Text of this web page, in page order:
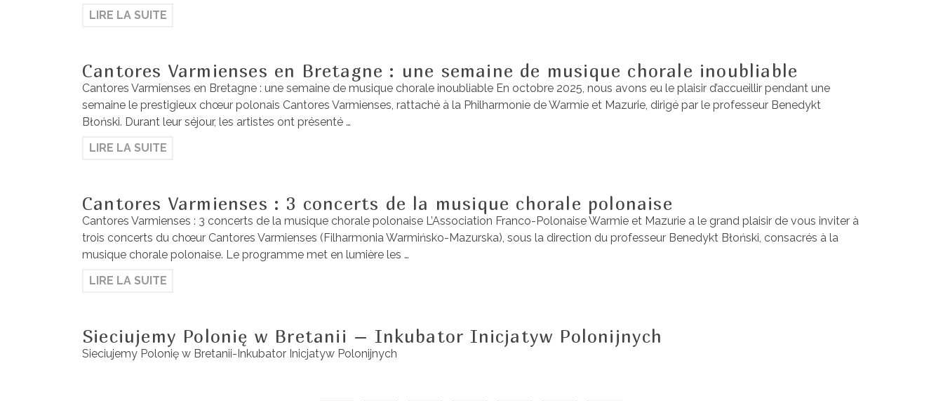
LIRE LA SUITE
Cantores Varmienses en Bretagne : une semaine de musique chorale inoubliable
Cantores Varmienses en Bretagne : une semaine de musique chorale inoubliable En octobre 2025, nous avons eu le plaisir d’accueillir pendant une
semaine le prestigieux chœur polonais Cantores Varmienses, rattaché à la Philharmonie de Warmie et Mazurie, dirigé par le professeur Benedykt
Błoński. Durant leur séjour, les artistes ont présenté …
LIRE LA SUITE
Cantores Varmienses : 3 concerts de la musique chorale polonaise
Cantores Varmienses : 3 concerts de la musique chorale polonaise L’Association Franco-Polonaise Warmie et Mazurie a le grand plaisir de vous inviter à
trois concerts du chœur Cantores Varmienses (Filharmonia Warmińsko-Mazurska), sous la direction du professeur Benedykt Błoński, consacrés à la
musique chorale polonaise. Le programme met en lumière les …
LIRE LA SUITE
Sieciujemy Polonię w Bretanii – Inkubator Inicjatyw Polonijnych
Sieciujemy Polonię w Bretanii-Inkubator Inicjatyw Polonijnych